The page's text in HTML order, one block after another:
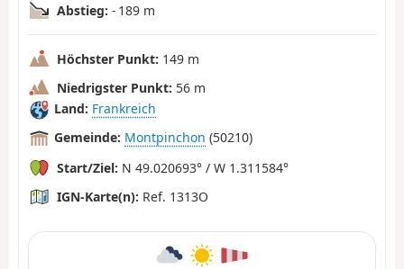
Abstieg: - 189 m
Höchster Punkt: 149 m
Niedrigster Punkt: 56 m
Land: Frankreich
Gemeinde: Montpinchon (50210)
Start/Ziel: N 49.020693° / W 1.311584°
IGN-Karte(n): Ref. 1313O